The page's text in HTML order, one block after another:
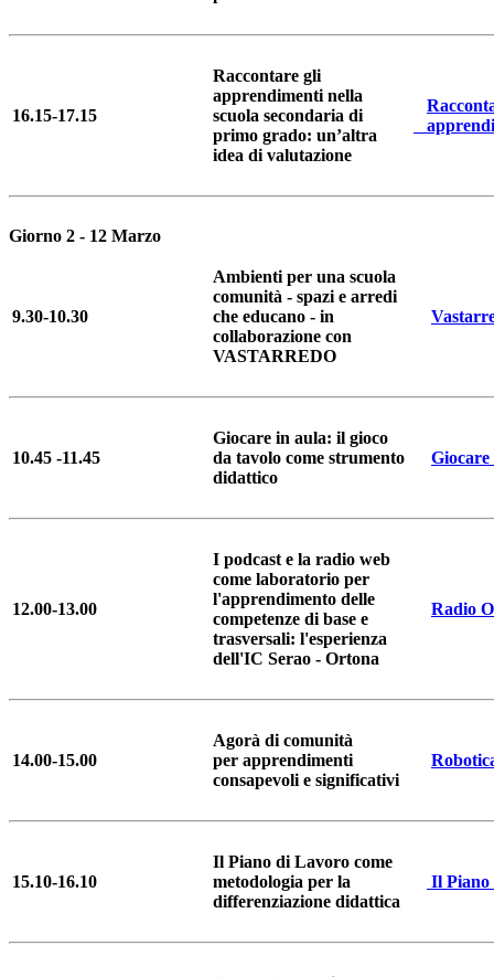
16.15-17.15
Raccontare gli
apprendimenti nella
scuola secondaria di
primo grado: un’altra
idea di valutazione
Giorno 2 - 12 Marzo
9.30-10.30
Ambienti per una scuola
comunità - spazi e arredi
che educano - in
collaborazione con
VASTARREDO
10.45 -11.45
Giocare in aula: il gioco
da tavolo come strumento
didattico
12.00-13.00
I podcast e la radio web
come laboratorio per
l'apprendimento delle
competenze di base e
trasversali: l'esperienza
dell'IC Serao - Ortona
Radio
14.00-15.00
Agorà di comunità
per apprendimenti
consapevoli e significativi
15.10-16.10
Il Piano di Lavoro come
metodologia per la
differenziazione didattica
Il Piano